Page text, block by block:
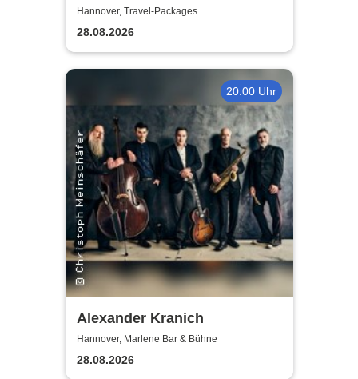
Hannover, Travel-Packages
28.08.2026
20:00 Uhr
Alexander Kranich
Hannover, Marlene Bar & Bühne
28.08.2026